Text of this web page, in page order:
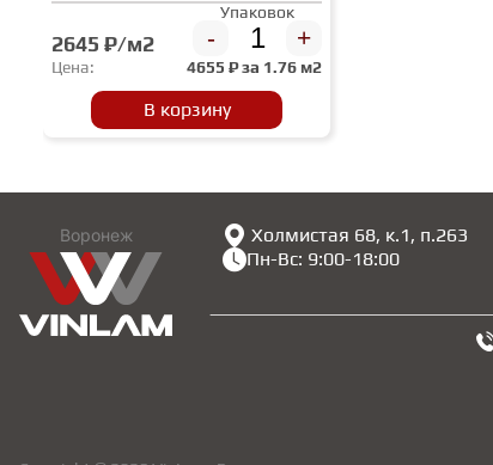
2645 ₽/м2
Упаковок
- +
Цена: 4655 ₽ за 1.76 м2
В корзину
Воронеж
Холмистая 68, к.1, п.263
Пн-Вс: 9:00-18:00